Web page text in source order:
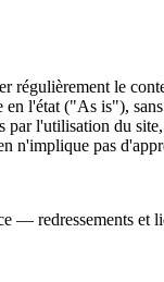
régulièrement le
l'état ("As is"),
par l'utilisation du
n'implique pas
— redressements et